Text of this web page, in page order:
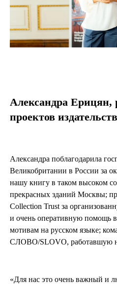
Александра Ерицян,
проектов
Александра поблагодарила
Великобритании в России за
нашу книгу в таком высоком
прекрасных зданий Москвы;
Collection Trust за
и очень оперативную помощь
мотивам на русском языке;
СЛОВО/SLOVO, работавшую
«Для нас это очень важный и